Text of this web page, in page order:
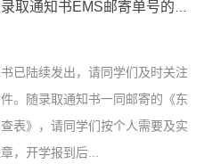
已陆续发出，请同学们及时关注
。随录取通知书一同邮寄的《东
表》，请同学们按个人需要及实
，开学报到后...